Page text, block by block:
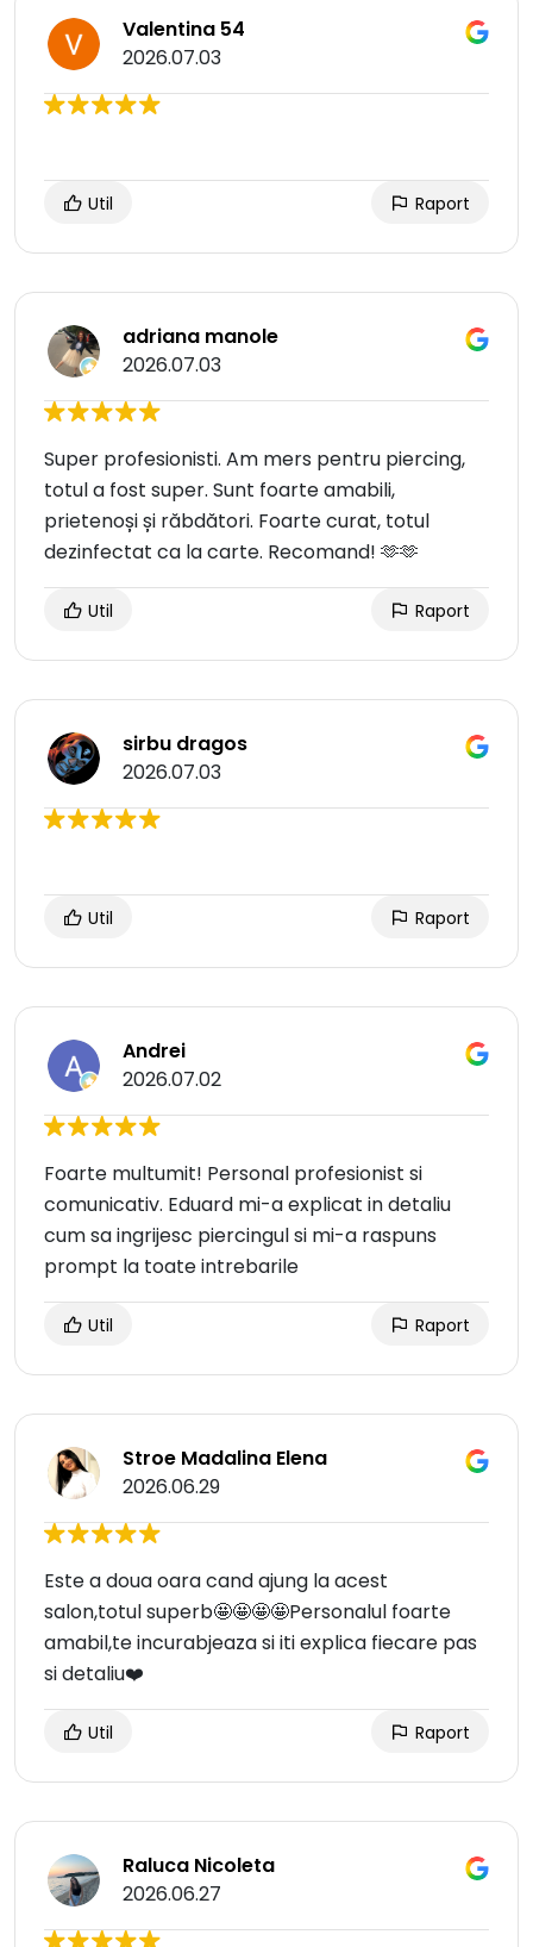
Valentina 54
2026.07.03
Util Raport
adriana manole
2026.07.03
Super profesionisti. Am mers pentru piercing,
totul a fost super. Sunt foarte amabili,
prietenoși și răbdători. Foarte curat, totul
dezinfectat ca la carte. Recomand! 🫶🫶
Util Raport
sirbu dragos
2026.07.03
Util Raport
Andrei
2026.07.02
Foarte multumit! Personal profesionist si
comunicativ. Eduard mi-a explicat in detaliu
cum sa ingrijesc piercingul si mi-a raspuns
prompt la toate intrebarile
Util Raport
Stroe Madalina Elena
2026.06.29
Este a doua oara cand ajung la acest
salon,totul superb🤩🤩🤩🤩Personalul foarte
amabil,te incurabjeaza si iti explica fiecare pas
si detaliu❤️
Util Raport
Raluca Nicoleta
2026.06.27